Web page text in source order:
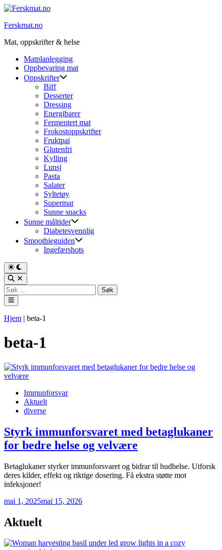
Skip
content
Ferskmat.no
Mat, oppskrifter & helse
Matplanlegging
Oppbevaring mat
Oppskrifter
Biff
Desserter
Dressing
Energibarer
Fermentert mat
Frokostoppskrifter
Fruktpai
Glutenfri
Kylling
Lunsj
Pasta
Salater
Syltetøy
Supermat
Sunne snacks
Sunne måltider
Diabetesvennlig
Smoothieguiden
Ingefærshots
Switch
to
dark
mode
Open
Search
Søk
etter:
Main
Menu
Hjem | beta-1
beta-1
PostedImmunforsvar
Aktuelt
diverse
Styrk immunforsvaret med betaglukaner
for bedre helse og velvære
Betaglukaner styrker immunforsvaret og bidrar til hudhelse. Utforsk
deres kilder, effekt og riktige dosering. Få ekstra støtte mot
infeksjoner!
mai 1, 2025mai 15, 2026
Aktuelt